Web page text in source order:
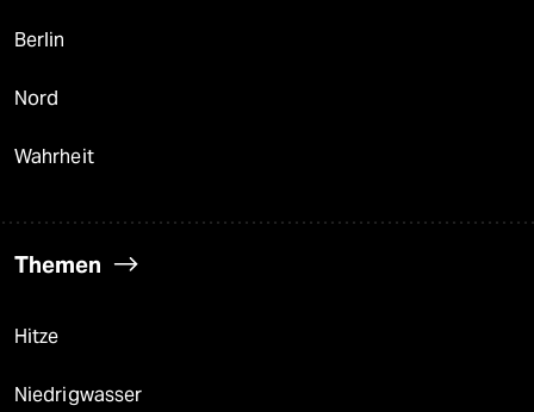
Berlin
Nord
Wahrheit
Themen
Hitze
Niedrigwasser